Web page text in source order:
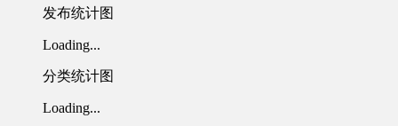
发布统计图
Loading...
分类统计图
Loading...